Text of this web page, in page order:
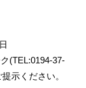
(TEL:0194-37-
示ください。